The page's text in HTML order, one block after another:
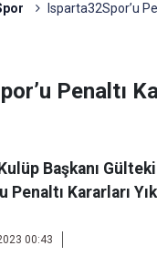
Isparta32Spor’u
Penaltı
Başkanı
Penaltı Kararları
00:43